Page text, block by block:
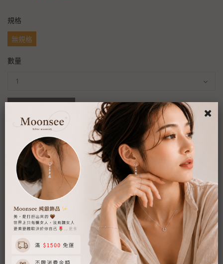
規格
無規格
數量
加入購物車
商品詳情
⚠️可下單商品皆為現貨！現貨下標3-5工作天可收到。
▪ 商品名稱: 純銀-易扣8顆小閃閃(對)
▪ 商品材質: s925純銀
▪ 產地: 韓國
▪ 商品貨況: 賣場為現貨制度，下標後2-4工作天內出貨。
預計3-5天送達。